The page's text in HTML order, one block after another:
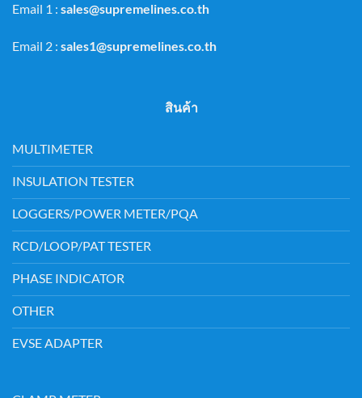
Email 1 : sales@supremelines.co.th
Email 2 : sales1@supremelines.co.th
สินค้า
MULTIMETER
INSULATION TESTER
LOGGERS/POWER METER/PQA
RCD/LOOP/PAT TESTER
PHASE INDICATOR
OTHER
EVSE ADAPTER